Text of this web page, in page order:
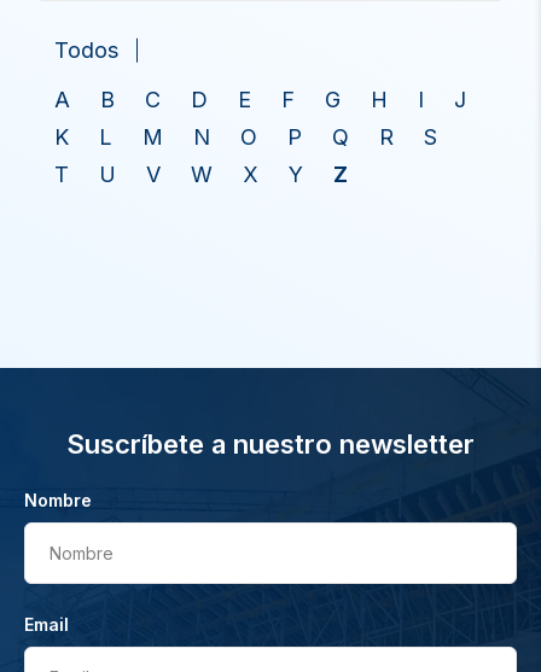
Todos
A
B C D E F G H I
J
K
L M N O P Q R
S
T
U V W X Y Z
Suscríbete a nuestro newsletter
Nombre
Nombre
Email